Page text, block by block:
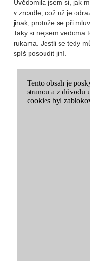
Uvědomila jsem si, jak
v zrcadle, což už je
jinak, protože se při
Taky si nejsem vědoma
rukama. Jestli se tedy
spíš posoudit jiní.